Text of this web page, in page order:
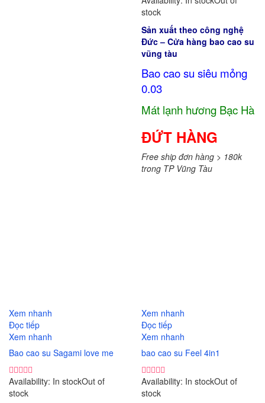
stock
Sản xuất theo công nghệ
Đức – Cửa hàng bao cao su
vũng tàu
Bao cao su siêu mỏng
0.03
Mát lạnh hương Bạc Hà
ĐỨT HÀNG
Free ship đơn hàng > 180k
trong TP Vũng Tàu
Xem nhanh
Đọc tiếp
Xem nhanh
Bao cao su Sagami love me
Availability: In stockOut of
stock
Xem nhanh
Đọc tiếp
Xem nhanh
bao cao su Feel 4in1
Availability: In stockOut of
stock